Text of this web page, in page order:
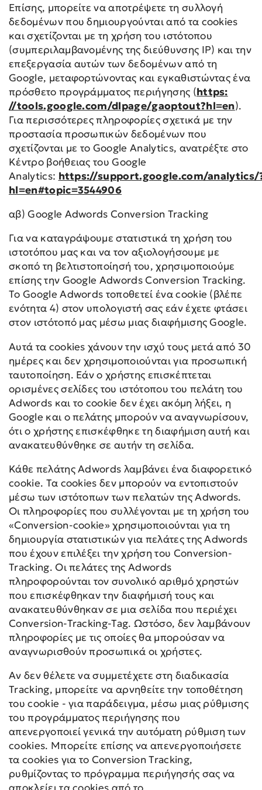
Επίσης, μπορείτε να αποτρέψετε τη συλλογή
δεδομένων που δημιουργούνται από τα cookies
και σχετίζονται με τη χρήση του ιστότοπου
(συμπεριλαμβανομένης της διεύθυνσης IP) και την
επεξεργασία αυτών των δεδομένων από τη
Google, μεταφορτώνοντας και εγκαθιστώντας ένα
πρόσθετο προγράμματος περιήγησης (https:
//tools.google.com/dlpage/gaoptout?hl=en).
Για περισσότερες πληροφορίες σχετικά με την
προστασία προσωπικών δεδομένων που
σχετίζονται με το Google Analytics, ανατρέξτε στο
Κέντρο βοήθειας του Google
Analytics: https://support.google.com/analytics/
hl=en#topic=3544906
αβ) Google Adwords Conversion Tracking
Για να καταγράψουμε στατιστικά τη χρήση του
ιστοτόπου μας και να τον αξιολογήσουμε με
σκοπό τη βελτιστοποίησή του, χρησιμοποιούμε
επίσης την Google Adwords Conversion Tracking.
Το Google Adwords τοποθετεί ένα cookie (βλέπε
ενότητα 4) στον υπολογιστή σας εάν έχετε φτάσει
στον ιστότοπό μας μέσω μιας διαφήμισης Google.
Αυτά τα cookies χάνουν την ισχύ τους μετά από 30
ημέρες και δεν χρησιμοποιούνται για προσωπική
ταυτοποίηση. Εάν ο χρήστης επισκέπτεται
ορισμένες σελίδες του ιστότοπου του πελάτη του
Adwords και το cookie δεν έχει ακόμη λήξει, η
Google και ο πελάτης μπορούν να αναγνωρίσουν,
ότι ο χρήστης επισκέφθηκε τη διαφήμιση αυτή και
ανακατευθύνθηκε σε αυτήν τη σελίδα.
Κάθε πελάτης Adwords λαμβάνει ένα διαφορετικό
cookie. Τα cookies δεν μπορούν να εντοπιστούν
μέσω των ιστότοπων των πελατών της Adwords.
Οι πληροφορίες που συλλέγονται με τη χρήση του
«Conversion-cookie» χρησιμοποιούνται για τη
δημιουργία στατιστικών για πελάτες της Adwords
που έχουν επιλέξει την χρήση του Conversion-
Tracking. Οι πελάτες της Adwords
πληροφορούνται τον συνολικό αριθμό χρηστών
που επισκέφθηκαν την διαφήμισή τους και
ανακατευθύνθηκαν σε μια σελίδα που περιέχει
Conversion-Tracking-Tag. Ωστόσο, δεν λαμβάνουν
πληροφορίες με τις οποίες θα μπορούσαν να
αναγνωρισθούν προσωπικά οι χρήστες.
Αν δεν θέλετε να συμμετέχετε στη διαδικασία
Tracking, μπορείτε να αρνηθείτε την τοποθέτηση
του cookie - για παράδειγμα, μέσω μιας ρύθμισης
του προγράμματος περιήγησης που
απενεργοποιεί γενικά την αυτόματη ρύθμιση των
cookies. Μπορείτε επίσης να απενεργοποιήσετε
τα cookies για το Conversion Tracking,
ρυθμίζοντας το πρόγραμμα περιήγησής σας να